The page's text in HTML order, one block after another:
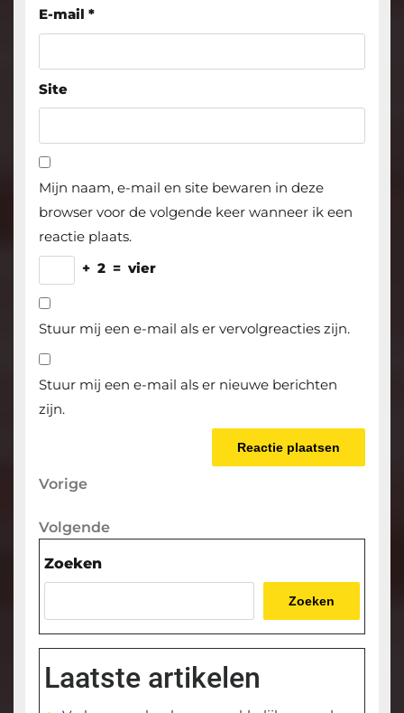
E-mail *
Site
Mijn naam, e-mail en site bewaren in deze
browser voor de volgende keer wanneer ik een
reactie plaats.
+ 2 = vier
Stuur mij een e-mail als er vervolgreacties zijn.
Stuur mij een e-mail als er nieuwe berichten
zijn.
Berichtnavigatie
Vorige
Vorige
Volgende
Volgende
Zoeken
Zoeken
Laatste artikelen